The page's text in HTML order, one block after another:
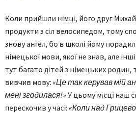
Коли прийшли німці, його друг
продукти з сіл велосипедом, тому
знову ангел, бо в школі йому
німецької мови, якої не знав, але
тут багато дітей з німецьких
вивчив мову: «Це так керував мій
мені згодилася!» У цьому місці наш
перескочив у часі: «Коли над